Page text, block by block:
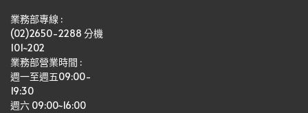
業務部專線 :
(02)2650-2288 分機
101~202
業務部營業時間 :
週一至週五09:00-
19:30
週六 09:00~16:00